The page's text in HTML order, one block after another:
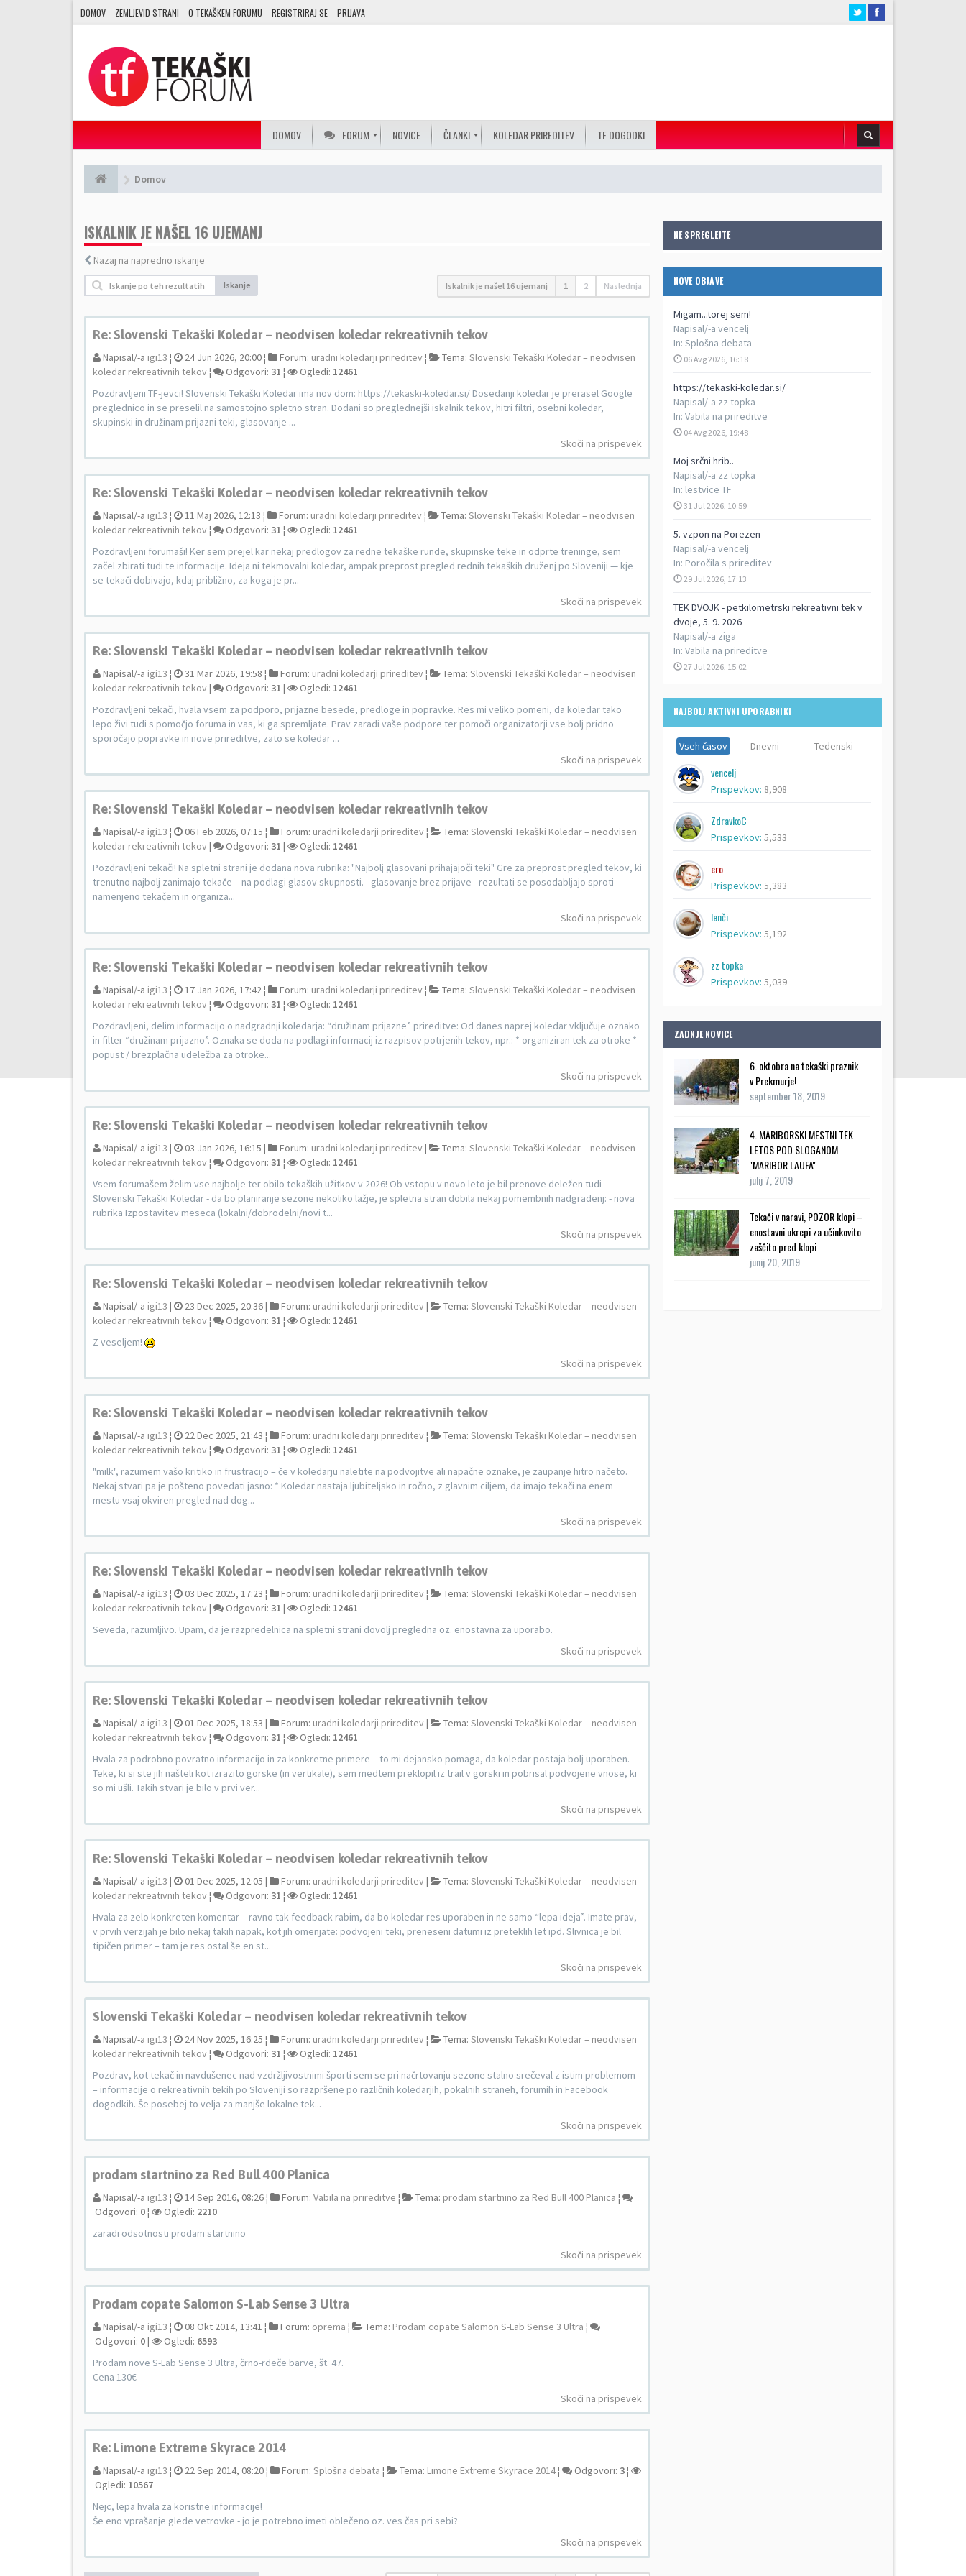
DOMOV ZEMLJEVID STRANI O TEKAŠKEM FORUMU REGISTRIRAJ SE PRIJAVA
DOMOV FORUM NOVICE ČLANKI KOLEDAR PRIREDITEV TF DOGODKI
Domov
NE SPREGLEJTE
NOVE OBJAVE
Migam...torej sem!
Napisal/-a vencelj
In: Splošna debata
06 Avg 2026, 16:18
https://tekaski-koledar.si/
Napisal/-a zz topka
In: Vabila na prireditve
04 Avg 2026, 19:48
Moj srčni hrib..
Napisal/-a zz topka
In: lestvice TF
31 Jul 2026, 10:59
5. vzpon na Porezen
Napisal/-a vencelj
In: Poročila s prireditev
29 Jul 2026, 17:13
TEK DVOJK - petkilometrski rekreativni tek v
dvoje, 5. 9. 2026
Napisal/-a ziga
In: Vabila na prireditve
27 Jul 2026, 15:02
NAJBOLJ AKTIVNI UPORABNIKI
Vseh časov Dnevni Tedenski
vencelj
Prispevkov: 8,908
ZdravkoC
Prispevkov: 5,533
ero
Prispevkov: 5,383
lenči
Prispevkov: 5,192
zz topka
Prispevkov: 5,039
ZADNJE NOVICE
6. oktobra na tekaški praznik
v Prekmurje!
september 18, 2019
4. MARIBORSKI MESTNI TEK
LETOS POD SLOGANOM
''MARIBOR LAUFA''
julij 7, 2019
Tekači v naravi, POZOR klopi –
enostavni ukrepi za učinkovito
zaščito pred klopi
junij 20, 2019
ISKALNIK JE NAŠEL 16 UJEMANJ
Nazaj na napredno iskanje
Iskanje Iskalnik je našel 16 ujemanj 1 2 Naslednja
Re: Slovenski Tekaški Koledar – neodvisen koledar rekreativnih tekov
Napisal/-a igi13 ¦ 24 Jun 2026, 20:00 ¦ Forum: uradni koledarji prireditev ¦ Tema: Slovenski Tekaški Koledar – neodvisen
koledar rekreativnih tekov ¦ Odgovori: 31 ¦ Ogledi: 12461
Pozdravljeni TF-jevci! Slovenski Tekaški Koledar ima nov dom: https://tekaski-koledar.si/ Dosedanji koledar je prerasel Google
preglednico in se preselil na samostojno spletno stran. Dodani so preglednejši iskalnik tekov, hitri filtri, osebni koledar,
skupinski in družinam prijazni teki, glasovanje ...
Skoči na prispevek
Re: Slovenski Tekaški Koledar – neodvisen koledar rekreativnih tekov
Napisal/-a igi13 ¦ 11 Maj 2026, 12:13 ¦ Forum: uradni koledarji prireditev ¦ Tema: Slovenski Tekaški Koledar – neodvisen
koledar rekreativnih tekov ¦ Odgovori: 31 ¦ Ogledi: 12461
Pozdravljeni forumaši! Ker sem prejel kar nekaj predlogov za redne tekaške runde, skupinske teke in odprte treninge, sem
začel zbirati tudi te informacije. Ideja ni tekmovalni koledar, ampak preprost pregled rednih tekaških druženj po Sloveniji — kje
se tekači dobivajo, kdaj približno, za koga je pr...
Skoči na prispevek
Re: Slovenski Tekaški Koledar – neodvisen koledar rekreativnih tekov
Napisal/-a igi13 ¦ 31 Mar 2026, 19:58 ¦ Forum: uradni koledarji prireditev ¦ Tema: Slovenski Tekaški Koledar – neodvisen
koledar rekreativnih tekov ¦ Odgovori: 31 ¦ Ogledi: 12461
Pozdravljeni tekači, hvala vsem za podporo, prijazne besede, predloge in popravke. Res mi veliko pomeni, da koledar tako
lepo živi tudi s pomočjo foruma in vas, ki ga spremljate. Prav zaradi vaše podpore ter pomoči organizatorji vse bolj pridno
sporočajo popravke in nove prireditve, zato se koledar ...
Skoči na prispevek
Re: Slovenski Tekaški Koledar – neodvisen koledar rekreativnih tekov
Napisal/-a igi13 ¦ 06 Feb 2026, 07:15 ¦ Forum: uradni koledarji prireditev ¦ Tema: Slovenski Tekaški Koledar – neodvisen
koledar rekreativnih tekov ¦ Odgovori: 31 ¦ Ogledi: 12461
Pozdravljeni tekači! Na spletni strani je dodana nova rubrika: "Najbolj glasovani prihajajoči teki" Gre za preprost pregled tekov, ki
trenutno najbolj zanimajo tekače – na podlagi glasov skupnosti. - glasovanje brez prijave - rezultati se posodabljajo sproti -
namenjeno tekačem in organiza...
Skoči na prispevek
Re: Slovenski Tekaški Koledar – neodvisen koledar rekreativnih tekov
Napisal/-a igi13 ¦ 17 Jan 2026, 17:42 ¦ Forum: uradni koledarji prireditev ¦ Tema: Slovenski Tekaški Koledar – neodvisen
koledar rekreativnih tekov ¦ Odgovori: 31 ¦ Ogledi: 12461
Pozdravljeni, delim informacijo o nadgradnji koledarja: “družinam prijazne” prireditve: Od danes naprej koledar vključuje oznako
in filter “družinam prijazno”. Oznaka se doda na podlagi informacij iz razpisov potrjenih tekov, npr.: * organiziran tek za otroke *
popust / brezplačna udeležba za otroke...
Skoči na prispevek
Re: Slovenski Tekaški Koledar – neodvisen koledar rekreativnih tekov
Napisal/-a igi13 ¦ 03 Jan 2026, 16:15 ¦ Forum: uradni koledarji prireditev ¦ Tema: Slovenski Tekaški Koledar – neodvisen
koledar rekreativnih tekov ¦ Odgovori: 31 ¦ Ogledi: 12461
Vsem forumašem želim vse najbolje ter obilo tekaških užitkov v 2026! Ob vstopu v novo leto je bil prenove deležen tudi
Slovenski Tekaški Koledar - da bo planiranje sezone nekoliko lažje, je spletna stran dobila nekaj pomembnih nadgradenj: - nova
rubrika Izpostavitev meseca (lokalni/dobrodelni/novi t...
Skoči na prispevek
Re: Slovenski Tekaški Koledar – neodvisen koledar rekreativnih tekov
Napisal/-a igi13 ¦ 23 Dec 2025, 20:36 ¦ Forum: uradni koledarji prireditev ¦ Tema: Slovenski Tekaški Koledar – neodvisen
koledar rekreativnih tekov ¦ Odgovori: 31 ¦ Ogledi: 12461
Z veseljem!
Skoči na prispevek
Re: Slovenski Tekaški Koledar – neodvisen koledar rekreativnih tekov
Napisal/-a igi13 ¦ 22 Dec 2025, 21:43 ¦ Forum: uradni koledarji prireditev ¦ Tema: Slovenski Tekaški Koledar – neodvisen
koledar rekreativnih tekov ¦ Odgovori: 31 ¦ Ogledi: 12461
"milk", razumem vašo kritiko in frustracijo – če v koledarju naletite na podvojitve ali napačne oznake, je zaupanje hitro načeto.
Nekaj stvari pa je pošteno povedati jasno: * Koledar nastaja ljubiteljsko in ročno, z glavnim ciljem, da imajo tekači na enem
mestu vsaj okviren pregled nad dog...
Skoči na prispevek
Re: Slovenski Tekaški Koledar – neodvisen koledar rekreativnih tekov
Napisal/-a igi13 ¦ 03 Dec 2025, 17:23 ¦ Forum: uradni koledarji prireditev ¦ Tema: Slovenski Tekaški Koledar – neodvisen
koledar rekreativnih tekov ¦ Odgovori: 31 ¦ Ogledi: 12461
Seveda, razumljivo. Upam, da je razpredelnica na spletni strani dovolj pregledna oz. enostavna za uporabo.
Skoči na prispevek
Re: Slovenski Tekaški Koledar – neodvisen koledar rekreativnih tekov
Napisal/-a igi13 ¦ 01 Dec 2025, 18:53 ¦ Forum: uradni koledarji prireditev ¦ Tema: Slovenski Tekaški Koledar – neodvisen
koledar rekreativnih tekov ¦ Odgovori: 31 ¦ Ogledi: 12461
Hvala za podrobno povratno informacijo in za konkretne primere – to mi dejansko pomaga, da koledar postaja bolj uporaben.
Teke, ki si ste jih našteli kot izrazito gorske (in vertikale), sem medtem preklopil iz trail v gorski in pobrisal podvojene vnose, ki
so mi ušli. Takih stvari je bilo v prvi ver...
Skoči na prispevek
Re: Slovenski Tekaški Koledar – neodvisen koledar rekreativnih tekov
Napisal/-a igi13 ¦ 01 Dec 2025, 12:05 ¦ Forum: uradni koledarji prireditev ¦ Tema: Slovenski Tekaški Koledar – neodvisen
koledar rekreativnih tekov ¦ Odgovori: 31 ¦ Ogledi: 12461
Hvala za zelo konkreten komentar – ravno tak feedback rabim, da bo koledar res uporaben in ne samo “lepa ideja”. Imate prav,
v prvih verzijah je bilo nekaj takih napak, kot jih omenjate: podvojeni teki, preneseni datumi iz preteklih let ipd. Slivnica je bil
tipičen primer – tam je res ostal še en st...
Skoči na prispevek
Slovenski Tekaški Koledar – neodvisen koledar rekreativnih tekov
Napisal/-a igi13 ¦ 24 Nov 2025, 16:25 ¦ Forum: uradni koledarji prireditev ¦ Tema: Slovenski Tekaški Koledar – neodvisen
koledar rekreativnih tekov ¦ Odgovori: 31 ¦ Ogledi: 12461
Pozdrav, kot tekač in navdušenec nad vzdržljivostnimi športi sem se pri načrtovanju sezone stalno srečeval z istim problemom
– informacije o rekreativnih tekih po Sloveniji so razpršene po različnih koledarjih, pokalnih straneh, forumih in Facebook
dogodkih. Še posebej to velja za manjše lokalne tek...
Skoči na prispevek
prodam startnino za Red Bull 400 Planica
Napisal/-a igi13 ¦ 14 Sep 2016, 08:26 ¦ Forum: Vabila na prireditve ¦ Tema: prodam startnino za Red Bull 400 Planica ¦
Odgovori: 0¦ Ogledi: 2210
zaradi odsotnosti prodam startnino
Skoči na prispevek
Prodam copate Salomon S-Lab Sense 3 Ultra
Napisal/-a igi13 ¦ 08 Okt 2014, 13:41 ¦ Forum: oprema ¦ Tema: Prodam copate Salomon S-Lab Sense 3 Ultra ¦
Odgovori: 0¦ Ogledi: 6593
Prodam nove S-Lab Sense 3 Ultra, črno-rdeče barve, št. 47.
Cena 130€
Skoči na prispevek
Re: Limone Extreme Skyrace 2014
Napisal/-a igi13 ¦ 22 Sep 2014, 08:20 ¦ Forum: Splošna debata ¦ Tema: Limone Extreme Skyrace 2014¦ Odgovori: 3¦
Ogledi: 10567
Nejc, lepa hvala za koristne informacije!
Še eno vprašanje glede vetrovke - jo je potrebno imeti oblečeno oz. ves čas pri sebi?
Skoči na prispevek